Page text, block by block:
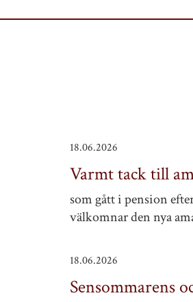
Varmt tack till
som gått i pension
välkomnar den nya
18.06.2026
Sensommarens
18.06.2026